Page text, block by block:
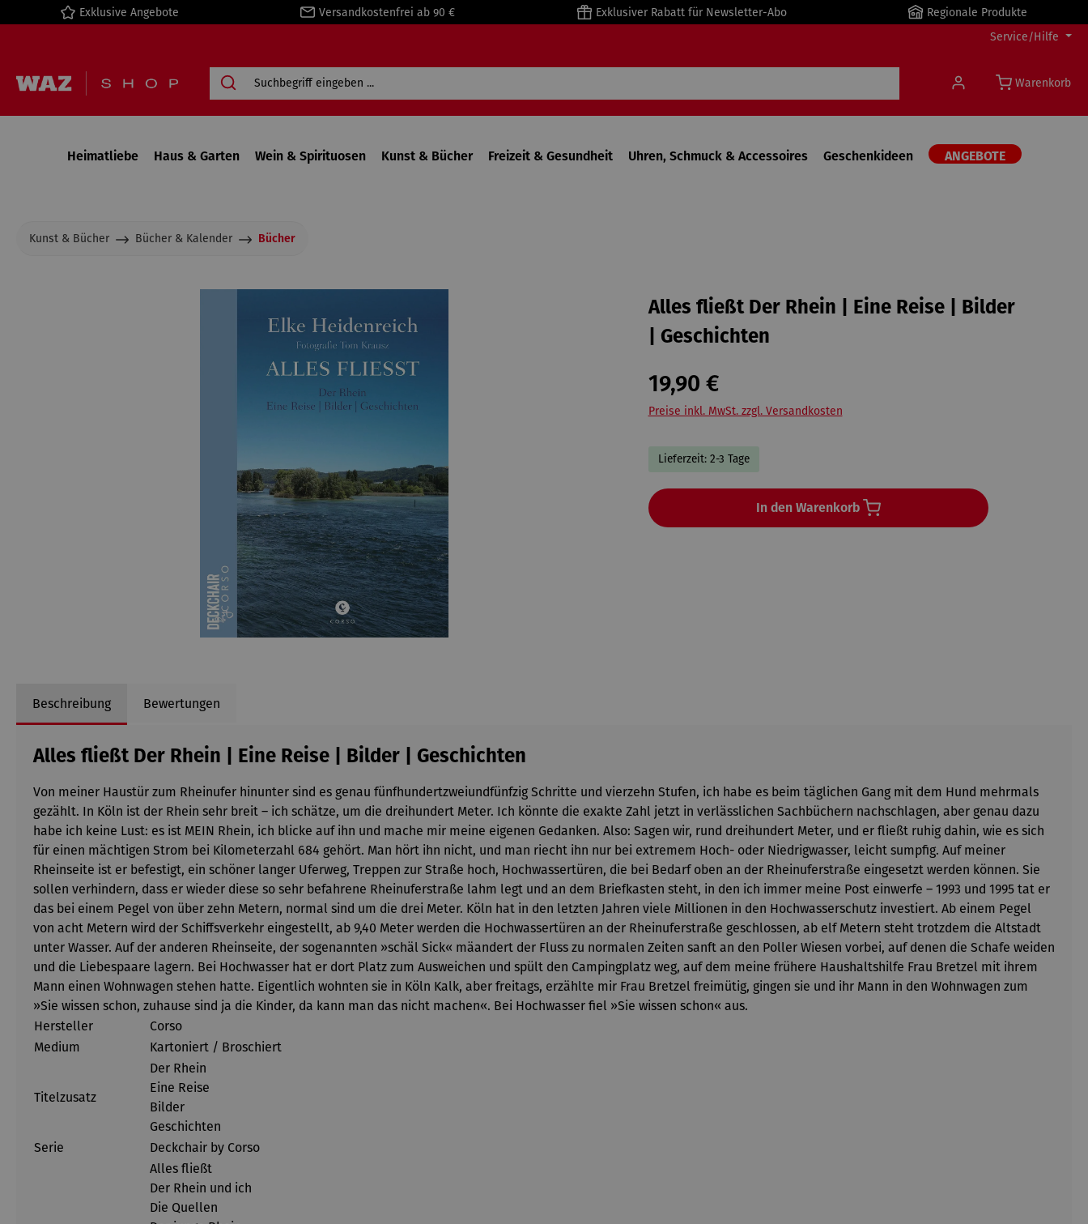
Zur Hauptnavigation springen
Exklusive Angebote Versandkostenfrei ab 90 € Exklusiver Rabatt für Newsletter-Abo
Regionale Produkte
Service/Hilfe
Warenkorb
Heimatliebe Haus & Garten Wein & Spirituosen Kunst & Bücher Freizeit & Gesundheit Uhren, Schmuck & Accessoires Geschenkideen ANGEBOTE
Kunst & Bücher Bücher & Kalender Bücher
Alles fließt Der Rhein | Eine Reise | Bilder
| Geschichten
19,90 €
Preise inkl. MwSt. zzgl. Versandkosten
Lieferzeit: 2-3 Tage
In den Warenkorb
Beschreibung Bewertungen
Alles fließt Der Rhein | Eine Reise | Bilder | Geschichten
Von meiner Haustür zum Rheinufer hinunter sind es genau fünfhundertzweiundfünfzig Schritte und vierzehn Stufen, ich habe es beim täglichen Gang mit dem Hund mehrmals
gezählt. In Köln ist der Rhein sehr breit – ich schätze, um die dreihundert Meter. Ich könnte die exakte Zahl jetzt in verlässlichen Sachbüchern nachschlagen, aber genau dazu
habe ich keine Lust: es ist MEIN Rhein, ich blicke auf ihn und mache mir meine eigenen Gedanken. Also: Sagen wir, rund dreihundert Meter, und er fließt ruhig dahin, wie es sich
für einen mächtigen Strom bei Kilometerzahl 684 gehört. Man hört ihn nicht, und man riecht ihn nur bei extremem Hoch- oder Niedrigwasser, leicht sumpfig. Auf meiner
Rheinseite ist er befestigt, ein schöner langer Uferweg, Treppen zur Straße hoch, Hochwassertüren, die bei Bedarf oben an der Rheinuferstraße eingesetzt werden können. Sie
sollen verhindern, dass er wieder diese so sehr befahrene Rheinuferstraße lahm legt und an dem Briefkasten steht, in den ich immer meine Post einwerfe – 1993 und 1995 tat er
das bei einem Pegel von über zehn Metern, normal sind um die drei Meter. Köln hat in den letzten Jahren viele Millionen in den Hochwasserschutz investiert. Ab einem Pegel
von acht Metern wird der Schiffsverkehr eingestellt, ab 9,40 Meter werden die Hochwassertüren an der Rheinuferstraße geschlossen, ab elf Metern steht trotzdem die Altstadt
unter Wasser. Auf der anderen Rheinseite, der sogenannten »schäl Sick« mäandert der Fluss zu normalen Zeiten sanft an den Poller Wiesen vorbei, auf denen die Schafe weiden
und die Liebespaare lagern. Bei Hochwasser hat er dort Platz zum Ausweichen und spült den Campingplatz weg, auf dem meine frühere Haushaltshilfe Frau Bretzel mit ihrem
Mann einen Wohnwagen stehen hatte. Eigentlich wohnten sie in Köln Kalk, aber freitags, erzählte mir Frau Bretzel freimütig, gingen sie und ihr Mann in den Wohnwagen zum
»Sie wissen schon, zuhause sind ja die Kinder, da kann man das nicht machen«. Bei Hochwasser fiel »Sie wissen schon« aus.
Hersteller
Corso
Medium
Kartoniert / Broschiert
Titelzusatz
Der Rhein
Eine Reise
Bilder
Geschichten
Serie
Deckchair by Corso
Alles fließt
Der Rhein und ich
Die Quellen